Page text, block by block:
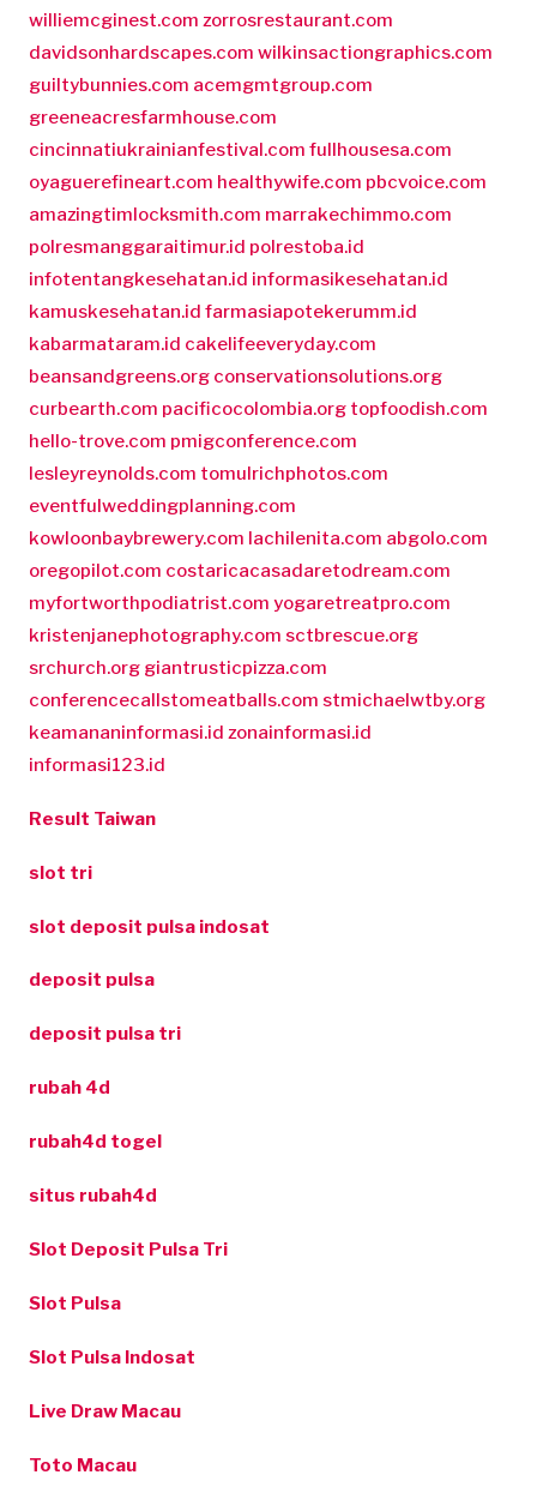
williemcginest.com zorrosrestaurant.com
davidsonhardscapes.com wilkinsactiongraphics.com
guiltybunnies.com acemgmtgroup.com
greeneacresfarmhouse.com
cincinnatiukrainianfestival.com fullhousesa.com
oyaguerefineart.com healthywife.com pbcvoice.com
amazingtimlocksmith.com marrakechimmo.com
polresmanggaraitimur.id polrestoba.id
infotentangkesehatan.id informasikesehatan.id
kamuskesehatan.id farmasiapotekerumm.id
kabarmataram.id cakelifeeveryday.com
beansandgreens.org conservationsolutions.org
curbearth.com pacificocolombia.org topfoodish.com
hello-trove.com pmigconference.com
lesleyreynolds.com tomulrichphotos.com
eventfulweddingplanning.com
kowloonbaybrewery.com lachilenita.com abgolo.com
oregopilot.com costaricacasadaretodream.com
myfortworthpodiatrist.com yogaretreatpro.com
kristenjanephotography.com sctbrescue.org
srchurch.org giantrusticpizza.com
conferencecallstomeatballs.com stmichaelwtby.org
keamananinformasi.id zonainformasi.id
informasi123.id
Result Taiwan
slot tri
slot deposit pulsa indosat
deposit pulsa
deposit pulsa tri
rubah 4d
rubah4d togel
situs rubah4d
Slot Deposit Pulsa Tri
Slot Pulsa
Slot Pulsa Indosat
Live Draw Macau
Toto Macau